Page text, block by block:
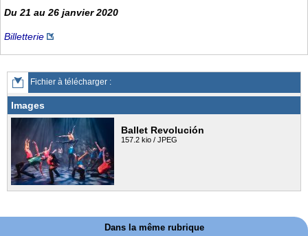
Du 21 au 26 janvier 2020
Billetterie
Fichier à télécharger :
Images
Ballet Revolución
157.2 kio / JPEG
Dans la même rubrique